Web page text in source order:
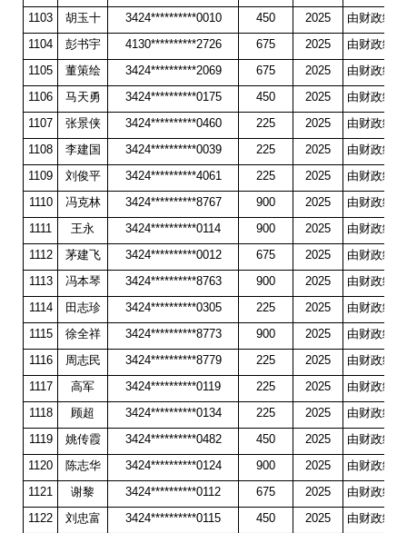
1103
胡玉十 3424**********0010 450 2025
由财政统
1104
彭书宇 4130**********2726 675 2025
由财政统
1105
董策绘 3424**********2069 675 2025
由财政统
1106
马天勇 3424**********0175 450 2025
由财政统
1107
张景侠 3424**********0460 225 2025
由财政统
1108
李建国 3424**********0039 225 2025
由财政统
1109
刘俊平 3424**********4061 225 2025
由财政统
1110
冯克林 3424**********8767 900 2025
由财政统
1111
王永 3424**********0114 900 2025
由财政统
1112
茅建飞 3424**********0012 675 2025
由财政统
1113
冯本琴 3424**********8763 900 2025
由财政统
1114
田志珍 3424**********0305 225 2025
由财政统
1115
徐全祥 3424**********8773 900 2025
由财政统
1116
周志民 3424**********8779 225 2025
由财政统
1117
高军 3424**********0119 225 2025
由财政统
1118
顾超 3424**********0134 225 2025
由财政统
1119
姚传霞 3424**********0482 450 2025
由财政统
1120
陈志华 3424**********0124 900 2025
由财政统
1121
谢黎 3424**********0112 675 2025
由财政统
1122
刘忠富 3424**********0115 450 2025
由财政统